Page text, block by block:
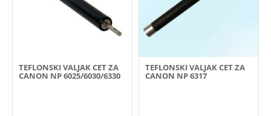
TEFLONSKI VALJAK CET ZA
CANON NP 6025/6030/6330
TEFLONSKI VALJAK CET ZA
CANON NP 6317